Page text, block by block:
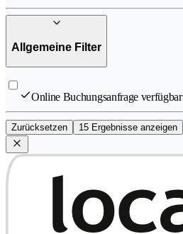
Allgemeine Filter
Online Buchungsanfrage verfügbar
Zurücksetzen 15 Ergebnisse anzeigen